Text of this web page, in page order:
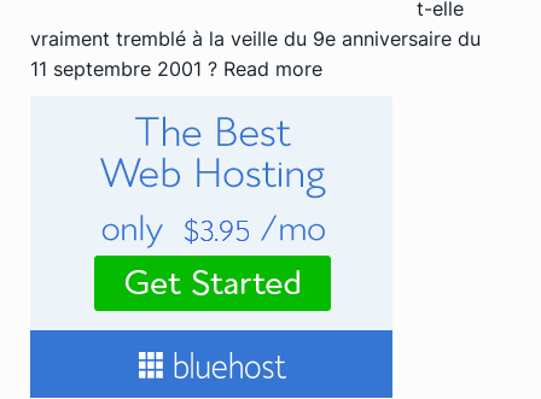
t-elle
vraiment tremblé à la veille du 9e anniversaire du
11 septembre 2001 ? Read more